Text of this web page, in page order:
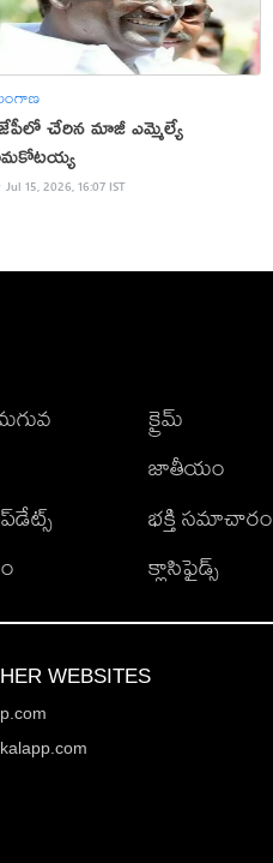
చేరిన మాజీ ఎమ్మెల్యే
Jul 15, 2026, 16:07 IST
క్రైమ్
జాతీయం
భక్తి సమాచారం
క్లాసిఫైడ్స్
WEBSITES